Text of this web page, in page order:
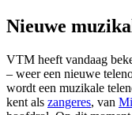
Nieuwe
VTM heeft vandaag
– weer een nieuwe
wordt een muzikale
kent als zangeres, van